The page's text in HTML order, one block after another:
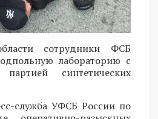
сотрудники ФСБ
лабораторию с
синтетических
служба УФСБ России по